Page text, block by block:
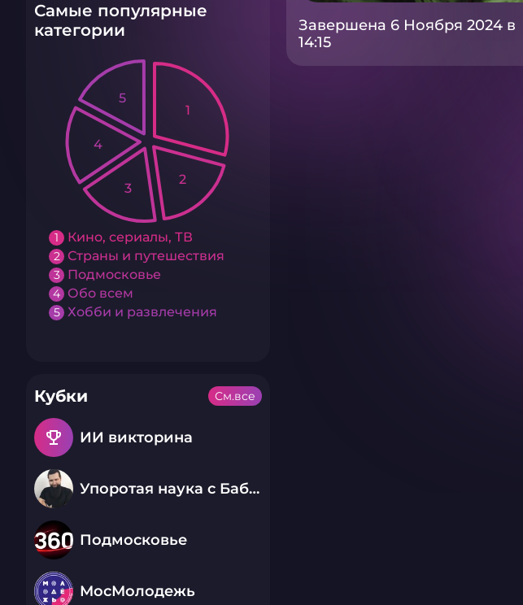
Самые популярные
категории
1 Кино, сериалы, ТВ
2 Страны и путешествия
3 Подмосковье
4 Обо всем
5 Хобби и развлечения
1
2
3
4
5
Кубки
emoji_events ИИ викторина
Упоротая наука с Бабаем Лютым
Подмосковье
МосМолодежь
См.все
Завершена 6 Ноября 2024 в
14:15